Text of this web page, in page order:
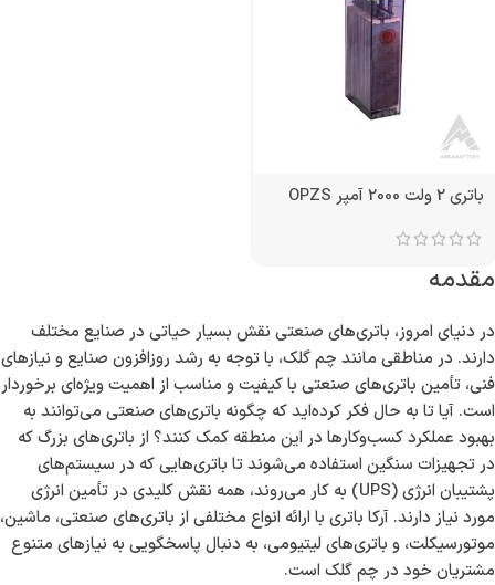
باتری 2 ولت 2000 آمپر OPZS
مقدمه
در دنیای امروز، باتری‌های صنعتی نقش بسیار حیاتی در صنایع مختلف
دارند. در مناطقی مانند چم گلک، با توجه به رشد روزافزون صنایع و نیازهای
فنی، تأمین باتری‌های صنعتی با کیفیت و مناسب از اهمیت ویژه‌ای برخوردار
است. آیا تا به حال فکر کرده‌اید که چگونه باتری‌های صنعتی می‌توانند به
بهبود عملکرد کسب‌وکارها در این منطقه کمک کنند؟ از باتری‌های بزرگ که
در تجهیزات سنگین استفاده می‌شوند تا باتری‌هایی که در سیستم‌های
پشتیبان انرژی (UPS) به کار می‌روند، همه نقش کلیدی در تأمین انرژی
مورد نیاز دارند. آرکا باتری با ارائه انواع مختلفی از باتری‌های صنعتی، ماشین،
موتورسیکلت، و باتری‌های لیتیومی، به دنبال پاسخگویی به نیازهای متنوع
مشتریان خود در چم گلک است.